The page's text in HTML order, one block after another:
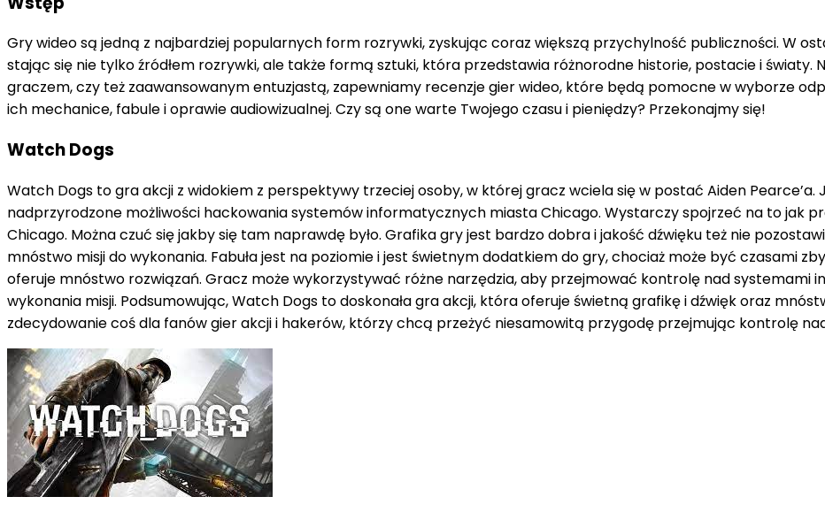
Gry wideo są jedną z najbardziej popularnych form rozrywki, zyskując coraz większą przychylność publiczności. W
stając się nie tylko źródłem rozrywki, ale także formą sztuki, która przedstawia różnorodne historie, postacie i światy.
graczem, czy też zaawansowanym entuzjastą, zapewniamy recenzje gier wideo, które będą pomocne w wyborze
ich mechanice, fabule i oprawie audiowizualnej. Czy są one warte Twojego czasu i pieniędzy? Przekonajmy się!
Watch Dogs
Watch Dogs to gra akcji z widokiem z perspektywy trzeciej osoby, w której gracz wciela się w postać Aiden
nadprzyrodzone możliwości hackowania systemów informatycznych miasta Chicago. Wystarczy spojrzeć na to jak
Chicago. Można czuć się jakby się tam naprawdę było. Grafika gry jest bardzo dobra i jakość dźwięku też nie
mnóstwo misji do wykonania. Fabuła jest na poziomie i jest świetnym dodatkiem do gry, chociaż może być czasami
oferuje mnóstwo rozwiązań. Gracz może wykorzystywać różne narzędzia, aby przejmować kontrolę nad
wykonania misji. Podsumowując, Watch Dogs to doskonała gra akcji, która oferuje świetną grafikę i dźwięk oraz
zdecydowanie coś dla fanów gier akcji i hakerów, którzy chcą przeżyć niesamowitą przygodę przejmując kontrolę